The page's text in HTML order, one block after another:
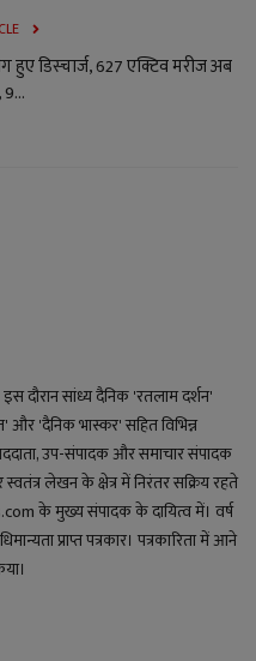
हुए डिस्चार्ज, 627 एक्टिव मरीज अब
9...
दौरान सांध्य दैनिक 'रतलाम दर्शन'
और 'दैनिक भास्कर' सहित विभिन्न
उप-संपादक और समाचार संपादक
स्वतंत्र लेखन के क्षेत्र में निरंतर सक्रिय रहते
के मुख्य संपादक के दायित्व में। वर्ष
प्राप्त पत्रकार। पत्रकारिता में आने